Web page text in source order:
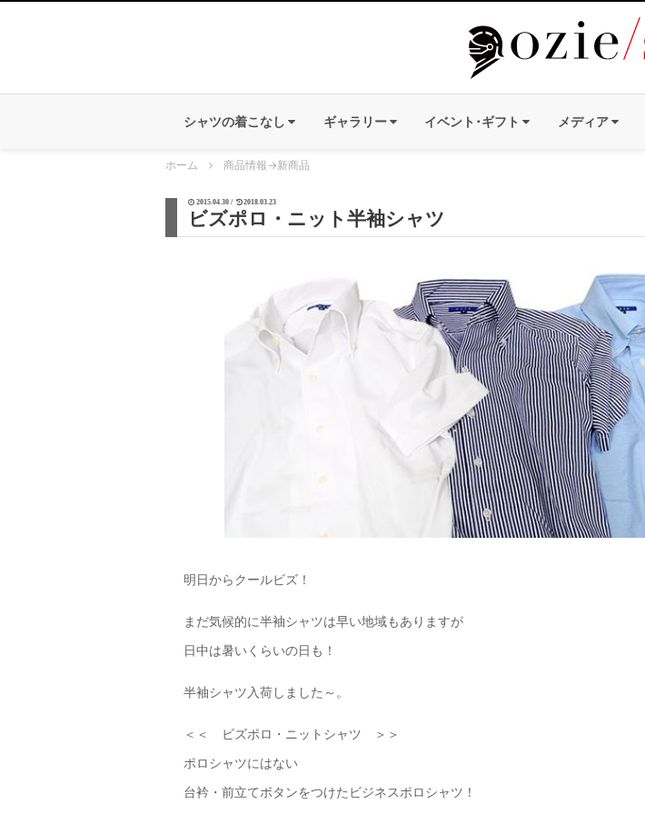
シャツの着こなし ギャラリー イベント･ギフト メディア
ホーム 商品情報→新商品
2015.04.30 / 2018.03.23
ビズポロ・ニット半袖シャツ
明日からクールビズ！
まだ気候的に半袖シャツは早い地域もありますが
日中は暑いくらいの日も！
半袖シャツ入荷しました～。
＜＜ ビズポロ・ニットシャツ ＞＞
ポロシャツにはない
台衿・前立てボタンをつけたビジネスポロシャツ！